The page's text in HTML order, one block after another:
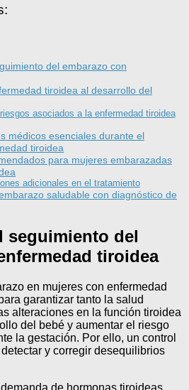
del embarazo con
tiroidea al desarrollo del
asociados a la enfermedad tiroidea
médicos esenciales durante el
tiroidea
para mujeres embarazadas
adicionales en el tratamiento
saludable con diagnóstico de
seguimiento del
tiroidea
en mujeres con enfermedad
garantizar tanto la salud
alteraciones en la función tiroidea
del bebé y aumentar el riesgo
la gestación. Por ello, un control
y corregir desequilibrios
de hormonas tiroideas